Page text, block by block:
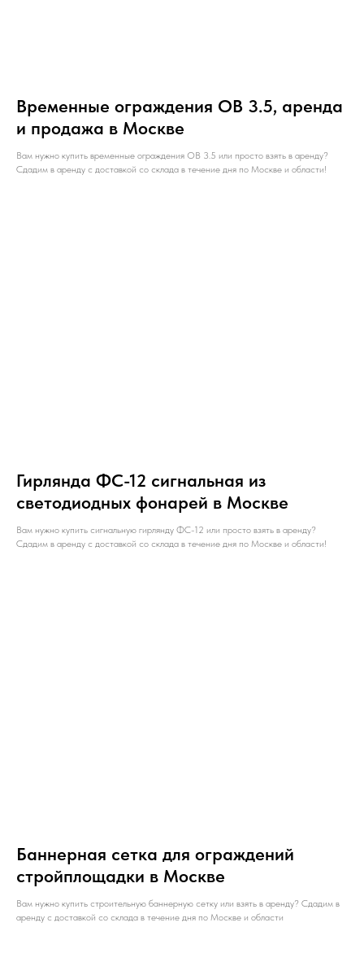
Временные ограждения ОВ 3.5, аренда
и продажа в Москве
Вам нужно купить временные ограждения ОВ 3.5 или просто взять в аренду?
Сдадим в аренду с доставкой со склада в течение дня по Москве и области!
Гирлянда ФС-12 сигнальная из
светодиодных фонарей в Москве
Вам нужно купить сигнальную гирлянду ФС-12 или просто взять в аренду?
Сдадим в аренду с доставкой со склада в течение дня по Москве и области!
Баннерная сетка для ограждений
стройплощадки в Москве
Вам нужно купить строительную баннерную сетку или взять в аренду? Сдадим в
аренду с доставкой со склада в течение дня по Москве и области